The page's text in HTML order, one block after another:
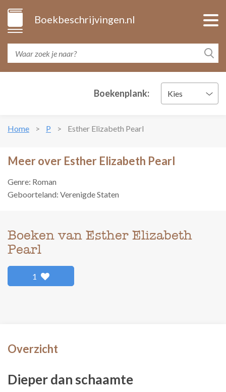
Boekbeschrijvingen.nl
Boekenplank: Kies
Home P Esther Elizabeth Pearl
Meer over Esther Elizabeth Pearl
Genre: Roman
Geboorteland: Verenigde Staten
Boeken van Esther Elizabeth
Pearl
1
Overzicht
Dieper dan schaamte